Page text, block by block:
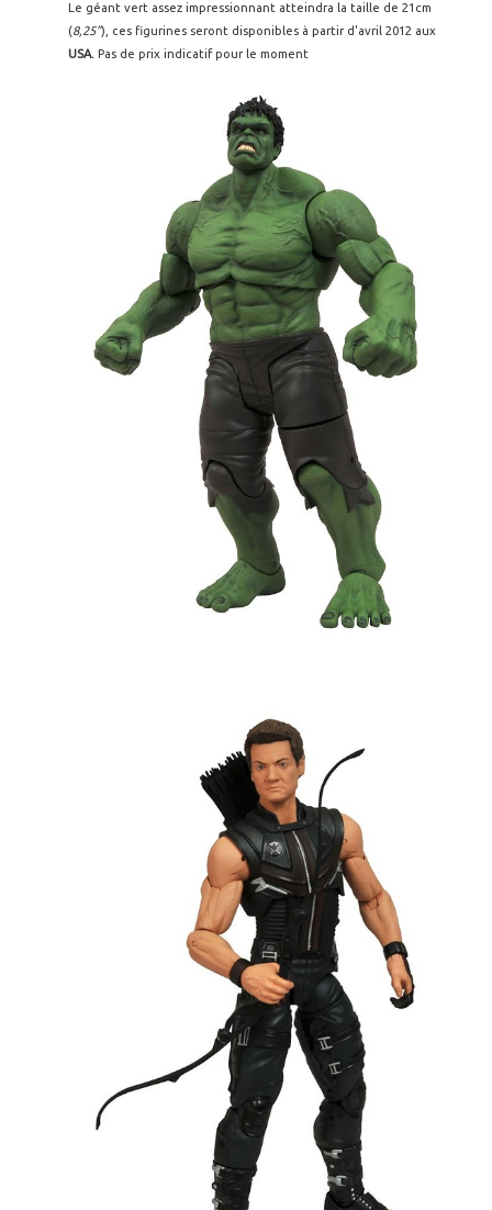
Le géant vert assez impressionnant atteindra la taille de 21cm
(8,25"), ces figurines seront disponibles à partir d'avril 2012 aux
USA. Pas de prix indicatif pour le moment